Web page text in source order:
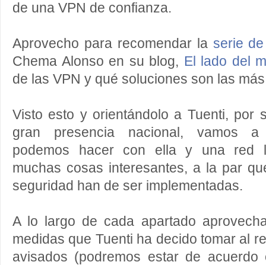
de una VPN de confianza.
Aprovecho para recomendar la serie
Chema Alonso en su blog, El lado del
de las VPN y qué soluciones son las
Visto esto y orientándolo a Tuenti, por
gran presencia nacional, vamos a
podemos hacer con ella y una red
muchas cosas interesantes, a la par
seguridad han de ser implementadas.
A lo largo de cada apartado
medidas que Tuenti ha decido tomar al
avisados (podremos estar de